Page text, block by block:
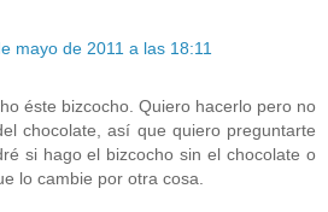
mayo de 2011 a las 18:11
éste bizcocho. Quiero hacerlo pero no
chocolate, así que quiero preguntarte
si hago el bizcocho sin el chocolate o
lo cambie por otra cosa.